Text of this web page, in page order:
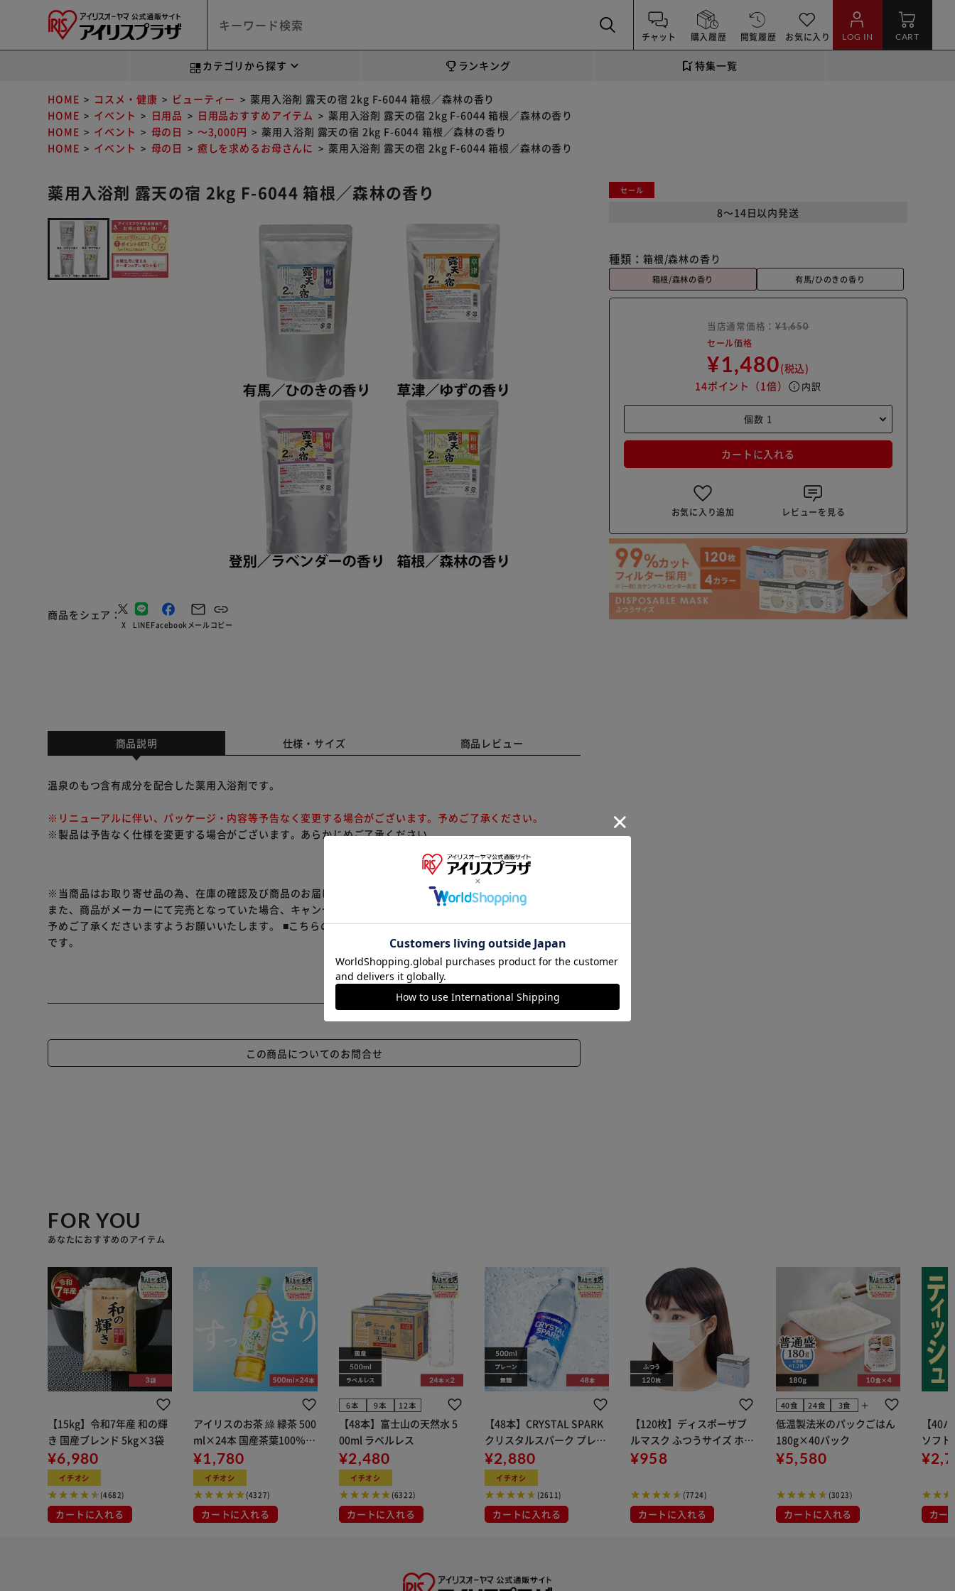
チャット 購入履歴 閲覧履歴 お気に入り LOG IN CART
カテゴリから探す ランキング 特集一覧
HOME コスメ・健康 ビューティー
薬用入浴剤 露天の宿 2kg F-6044 箱根／森林の香り
HOME
イベント 日用品 日用品おすすめアイテム
薬用入浴剤 露天の宿 2kg F-6044 箱根／森林の香り
HOME
イベント 母の日 ～3,000円
薬用入浴剤 露天の宿 2kg F-6044 箱根／森林の香り
HOME
イベント 母の日 癒しを求めるお母さんに 薬用入浴剤 露天の宿 2kg F-6044 箱根／森林の香り
薬用入浴剤 露天の宿 2kg F-6044 箱根／森林の香り
商品をシェア
X LINEFacebookメールコピー
セール
8～14日以内発送
種類： 箱根/森林の香り
箱根/森林の香り 有馬/ひのきの香り
当店通常価格：¥1,650
セール価格
¥1,480(税込)
14ポイント （1倍） info 内訳
カートに入れる
お気に入り追加 レビューを見る
商品説明 仕様・サイズ 商品レビュー
温泉のもつ含有成分を配合した薬用入浴剤です。
※リニューアルに伴い、パッケージ・内容等予告なく変更する場合がございます。予めご了承ください。
※製品は予告なく仕様を変更する場合がございます。あらかじめご了承ください。
※当商品はお取り寄せ品の為、在庫の確認及び商品のお届けまでお時間を頂く場合がございます。
また、商品がメーカーにて完売となっていた場合、キャンセル又は注文内容の変更をお願いいたしております。
予めご了承くださいますようお願いいたします。 ■こちらの商品はアイリスプラザがセレクトしたオススメ商品
です。
この商品についてのお問合せ
FOR YOU
あなたにおすすめのアイテム
【15kg】令和7年産 和の輝
き 国産ブレンド 5kg×3袋
¥6,980
イチオシ
(4682)
カートに入れる
アイリスのお茶 綠 緑茶 500
ml×24本 国産茶葉100％使
用
¥1,780
イチオシ
(4327)
カートに入れる
6本 9本 12本
【48本】富士山の天然水 5
00ml ラベルレス
¥2,480
イチオシ
(6322)
カートに入れる
【48本】CRYSTAL SPARK
クリスタルスパーク プレー
ン 500ml
¥2,880
イチオシ
(2611)
カートに入れる
【120枚】ディスポーザブ
ルマスク ふつうサイズ ホワ
イト 大容量 DISPOSABLE
布
¥958
(7724)
カートに入れる
40食 24食 3食 add
低温製法米のパックごはん
180g×40パック
¥5,580
(3023)
カートに入れる
【40
ソフ
組) 5
カー
※ご確認ください